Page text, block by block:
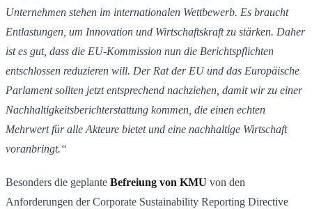
Unternehmen stehen im internationalen Wettbewerb. Es braucht
Entlastungen, um Innovation und Wirtschaftskraft zu stärken. Daher
ist es gut, dass die EU-Kommission nun die Berichtspflichten
entschlossen reduzieren will. Der Rat der EU und das Europäische
Parlament sollten jetzt entsprechend nachziehen, damit wir zu einer
Nachhaltigkeitsberichterstattung kommen, die einen echten
Mehrwert für alle Akteure bietet und eine nachhaltige Wirtschaft
voranbringt.“
Besonders die geplante Befreiung von KMU von den
Anforderungen der Corporate Sustainability Reporting Directive